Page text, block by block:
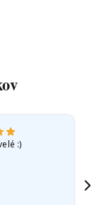
:)